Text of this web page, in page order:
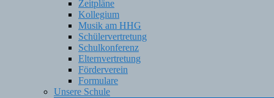
Zeitpläne
Kollegium
Musik am HHG
Schülervertretung
Schulkonferenz
Elternvertretung
Förderverein
Formulare
Unsere Schule